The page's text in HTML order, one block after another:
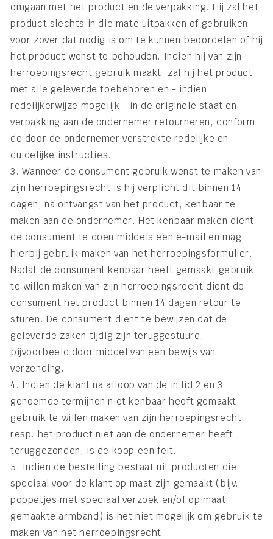
omgaan met het product en de verpakking. Hij zal het
product slechts in die mate uitpakken of gebruiken
voor zover dat nodig is om te kunnen beoordelen of hij
het product wenst te behouden. Indien hij van zijn
herroepingsrecht gebruik maakt, zal hij het product
met alle geleverde toebehoren en - indien
redelijkerwijze mogelijk - in de originele staat en
verpakking aan de ondernemer retourneren, conform
de door de ondernemer verstrekte redelijke en
duidelijke instructies.
3. Wanneer de consument gebruik wenst te maken van
zijn herroepingsrecht is hij verplicht dit binnen 14
dagen, na ontvangst van het product, kenbaar te
maken aan de ondernemer. Het kenbaar maken dient
de consument te doen middels een e-mail en mag
hierbij gebruik maken van het herroepingsformulier.
Nadat de consument kenbaar heeft gemaakt gebruik
te willen maken van zijn herroepingsrecht dient de
consument het product binnen 14 dagen retour te
sturen. De consument dient te bewijzen dat de
geleverde zaken tijdig zijn teruggestuurd,
bijvoorbeeld door middel van een bewijs van
verzending.
4. Indien de klant na afloop van de in lid 2 en 3
genoemde termijnen niet kenbaar heeft gemaakt
gebruik te willen maken van zijn herroepingsrecht
resp. het product niet aan de ondernemer heeft
teruggezonden, is de koop een feit.
5. Indien de bestelling bestaat uit producten die
speciaal voor de klant op maat zijn gemaakt (bijv.
poppetjes met speciaal verzoek en/of op maat
gemaakte armband) is het niet mogelijk om gebruik te
maken van het herroepingsrecht.